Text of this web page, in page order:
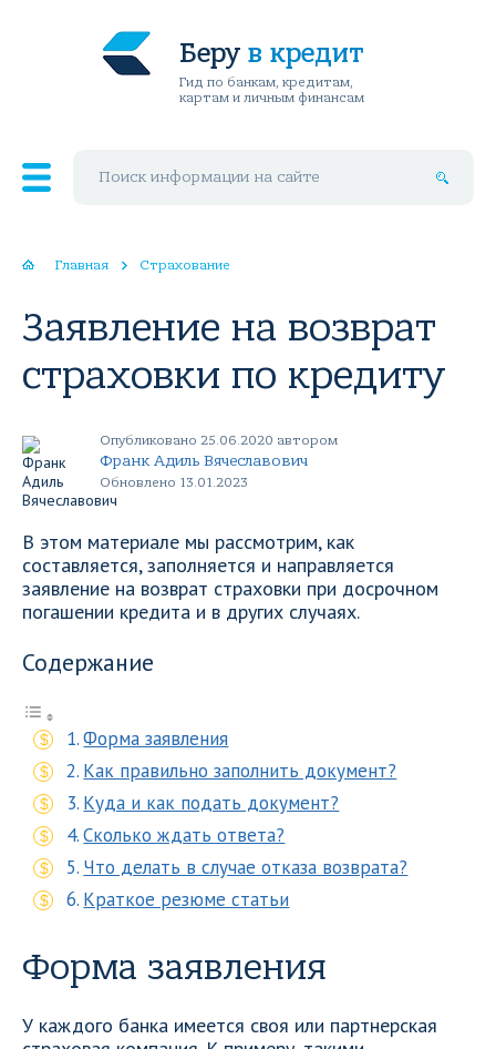
Беру в кредит
Гид по банкам, кредитам,
картам и личным финансам
Главная Страхование
Заявление на возврат
страховки по кредиту
Опубликовано 25.06.2020 автором
Франк Адиль Вячеславович
Обновлено 13.01.2023
В этом материале мы рассмотрим, как
составляется, заполняется и направляется
заявление на возврат страховки при досрочном
погашении кредита и в других случаях.
Содержание
Форма заявления
Как правильно заполнить документ?
Куда и как подать документ?
Сколько ждать ответа?
Что делать в случае отказа возврата?
Краткое резюме статьи
Форма заявления
У каждого банка имеется своя или партнерская